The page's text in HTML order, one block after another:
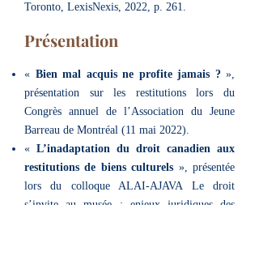
Toronto, LexisNexis, 2022, p. 261.
Présentation
« Bien mal acquis ne profite jamais ?»,
présentation sur les restitutions lors du
Congrès annuel de l’Association du Jeune
Barreau de Montréal (11 mai 2022).
« L’inadaptation du droit canadien aux
restitutions de biens culturels », présentée
lors du colloque ALAI-AJAVA Le droit
s’invite au musée : enjeux juridiques des